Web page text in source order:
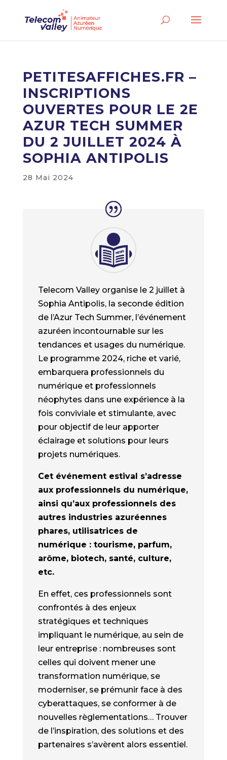
PETITESAFFICHES.FR –
INSCRIPTIONS
OUVERTES POUR LE 2E
AZUR TECH SUMMER
DU 2 JUILLET 2024 À
SOPHIA ANTIPOLIS
28 Mai 2024
Telecom Valley organise le 2 juillet à
Sophia Antipolis, la seconde édition
de l’Azur Tech Summer, l’événement
azuréen incontournable sur les
tendances et usages du numérique.
Le programme 2024, riche et varié,
embarquera professionnels du
numérique et professionnels
néophytes dans une expérience à la
fois conviviale et stimulante, avec
pour objectif de leur apporter
éclairage et solutions pour leurs
projets numériques.
Cet événement estival s’adresse
aux professionnels du numérique,
ainsi qu’aux professionnels des
autres industries azuréennes
phares, utilisatrices de
numérique : tourisme, parfum,
arôme, biotech, santé, culture,
etc.
En effet, ces professionnels sont
confrontés à des enjeux
stratégiques et techniques
impliquant le numérique, au sein de
leur entreprise : nombreuses sont
celles qui doivent mener une
transformation numérique, se
moderniser, se prémunir face à des
cyberattaques, se conformer à de
nouvelles règlementations… Trouver
de l’inspiration, des solutions et des
partenaires s’avèrent alors essentiel.